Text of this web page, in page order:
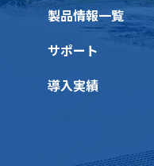
製品情報一覧
サポート
導入実績